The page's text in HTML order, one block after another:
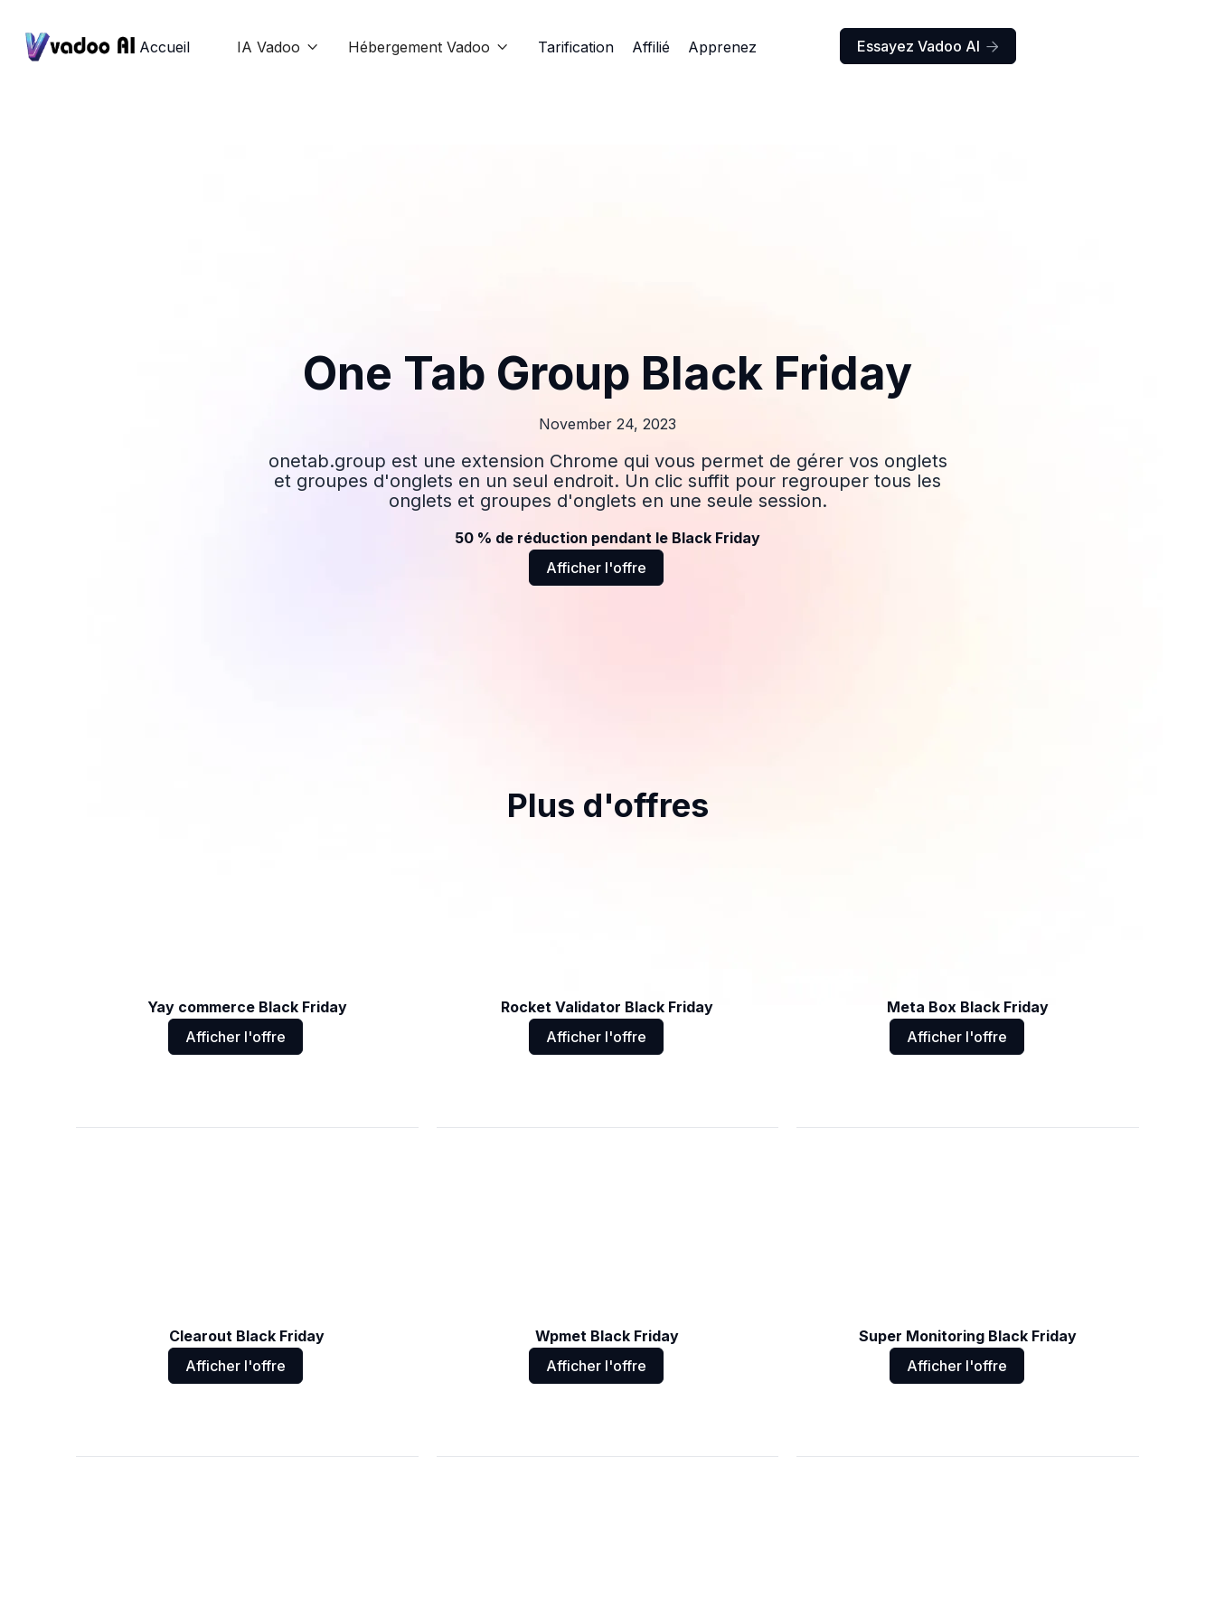
Accueil IA Vadoo  Hébergement Vadoo  Tarification Affilié Apprenez Essayez Vadoo AI 
One Tab Group Black Friday
November 24, 2023
onetab.group est une extension Chrome qui vous permet de gérer vos onglets
et groupes d'onglets en un seul endroit. Un clic suffit pour regrouper tous les
onglets et groupes d'onglets en une seule session.
50 % de réduction pendant le Black Friday
Afficher l'offre
Plus d'offres
Yay commerce Black Friday
Afficher l'offre
Rocket Validator Black Friday
Afficher l'offre
Meta Box Black Friday
Afficher l'offre
Clearout Black Friday
Afficher l'offre
Wpmet Black Friday
Afficher l'offre
Super Monitoring Black Friday
Afficher l'offre